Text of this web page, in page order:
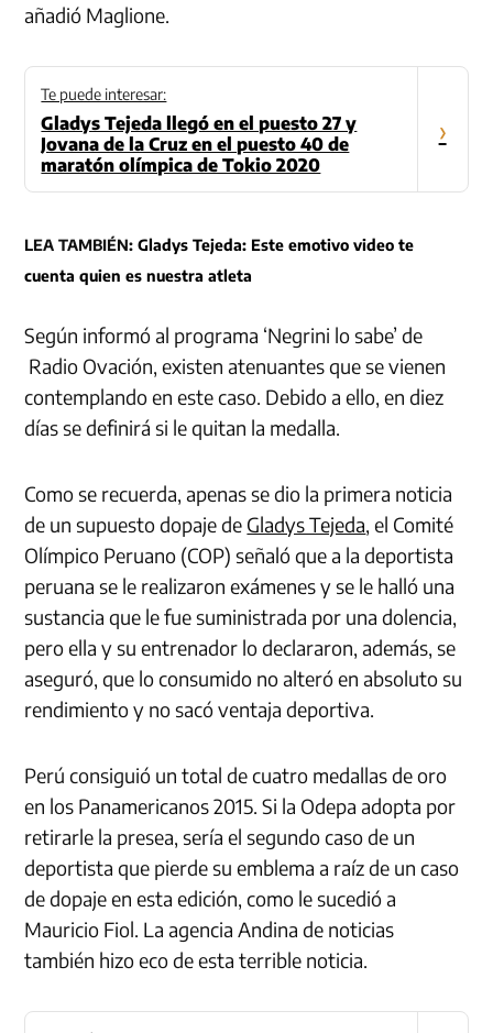
añadió Maglione.
Te puede interesar:
Gladys Tejeda llegó en el puesto 27 y
Jovana de la Cruz en el puesto 40 de
maratón olímpica de Tokio 2020
›
LEA TAMBIÉN:Gladys Tejeda: Este emotivo video te
cuenta quien es nuestra atleta
Según informó al programa ‘Negrini lo sabe’ de
Radio Ovación, existen atenuantes que se vienen
contemplando en este caso. Debido a ello, en diez
días se definirá si le quitan la medalla.
Como se recuerda, apenas se dio la primera noticia
de un supuesto dopaje de Gladys Tejeda, el Comité
Olímpico Peruano (COP) señaló que a la deportista
peruana se le realizaron exámenes y se le halló una
sustancia que le fue suministrada por una dolencia,
pero ella y su entrenador lo declararon, además, se
aseguró, que lo consumido no alteró en absoluto su
rendimiento y no sacó ventaja deportiva.
Perú consiguió un total de cuatro medallas de oro
en los Panamericanos 2015. Si la Odepa adopta por
retirarle la presea, sería el segundo caso de un
deportista que pierde su emblema a raíz de un caso
de dopaje en esta edición, como le sucedió a
Mauricio Fiol. La agencia Andina de noticias
también hizo eco de esta terrible noticia.